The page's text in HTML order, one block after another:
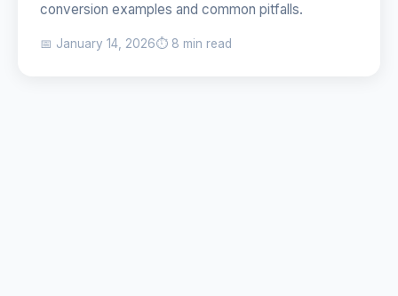
conversion examples and common pitfalls.
📅 January 14, 2026⏱️ 8 min read